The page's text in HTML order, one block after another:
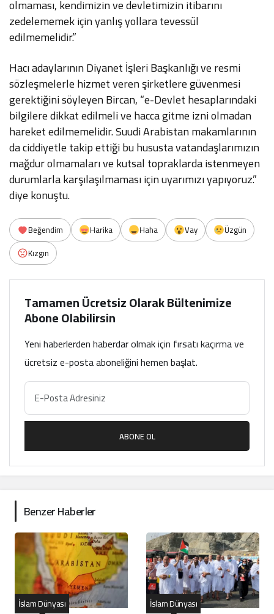
olmaması, kendimizin ve devletimizin itibarını
zedelememek için yanlış yollara tevessül
edilmemelidir.”
Hacı adaylarının Diyanet İşleri Başkanlığı ve resmi
sözleşmelerle hizmet veren şirketlere güvenmesi
gerektiğini söyleyen Bircan, “e-Devlet hesaplarındaki
bilgilere dikkat edilmeli ve hacca gitme izni olmadan
hareket edilmemelidir. Suudi Arabistan makamlarının
da ciddiyetle takip ettiği bu hususta vatandaşlarımızın
mağdur olmamaları ve kutsal topraklarda istenmeyen
durumlarla karşılaşılmaması için uyarımızı yapıyoruz.”
diye konuştu.
Beğendim Harika Haha Vay
Üzgün
Kızgın
Tamamen Ücretsiz Olarak Bültenimize
Abone Olabilirsin
Yeni haberlerden haberdar olmak için fırsatı kaçırma ve
ücretsiz e-posta aboneliğini hemen başlat.
ABONE OL
Benzer Haberler
İslam Dünyası İslam Dünyası